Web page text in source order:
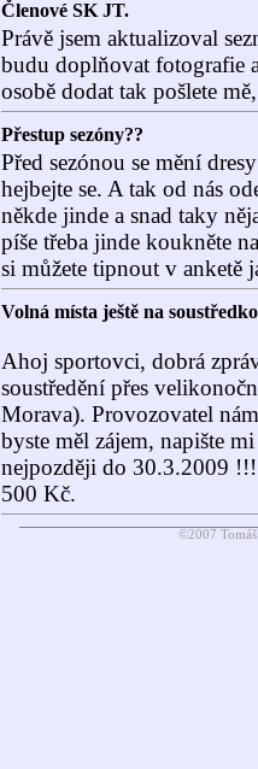
Členové SK JT.
Právě jsem aktualizoval
budu doplňovat fotografie
osobě dodat tak pošlete
Přestup sezóny??
Před sezónou se mění
hejbejte se. A tak od nás
někde jinde a snad taky
píše třeba jinde koukněte
si můžete tipnout v anketě
Volná místa ještě na
Ahoj sportovci, dobrá
soustředění přes
Morava). Provozovatel
byste měl zájem, napište
nejpozději do 30.3.2009
500 Kč.
©2007